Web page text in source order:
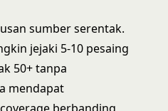
sumber serentak.
jejaki 5-10 pesaing
50+ tanpa
mendapat